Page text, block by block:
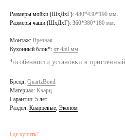
Размеры мойки (ШхДхГ): 480*430*190 мм.
Размеры чаши (ШхДхГ): 360*380*180 мм.
Монтаж: Врезная
Кухонный блок*: от 450 мм
*особенности установки в
Бренд: QuartzBond
Материал: Кварц
Гарантия: 5 лет
Раздел: Кварцевые, Эконом
Где купить?